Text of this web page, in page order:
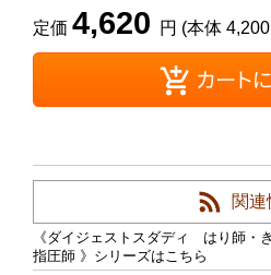
定価 4,620 円 (本体
関連
《ダイジェストスダディ はり師・
指圧師 》シリーズはこちら